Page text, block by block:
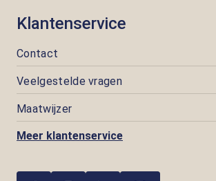
Klantenservice
Contact
Veelgestelde vragen
Maatwijzer
Meer klantenservice